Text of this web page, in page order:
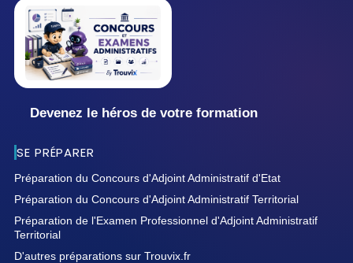
Devenez le héros de votre formation
SE PRÉPARER
Préparation du Concours d'Adjoint Administratif d'Etat
Préparation du Concours d'Adjoint Administratif Territorial
Préparation de l'Examen Professionnel d'Adjoint Administratif
Territorial
D'autres préparations sur Trouvix.fr